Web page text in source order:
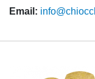
Email: